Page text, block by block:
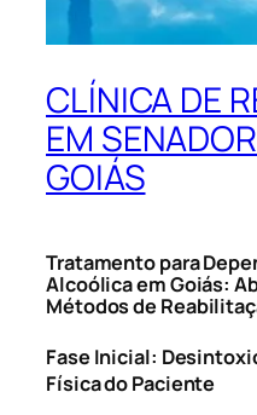
CLÍNICA DE
EM
GOIÁS
Tratamento para
Alcoólica em Goiás:
Métodos de
Fase Inicial:
Física do Paciente